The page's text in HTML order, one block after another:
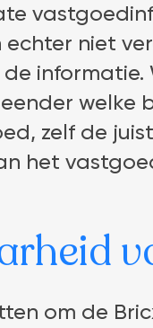
echter niet
welke
zelf de
het
om de